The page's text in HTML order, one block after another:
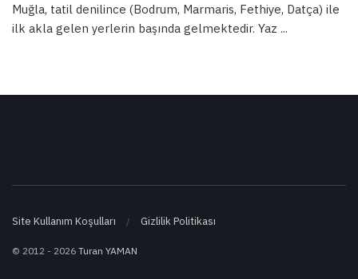
Muğla, tatil denilince (Bodrum, Marmaris, Fethiye, Datça) ile
ilk akla gelen yerlerin başında gelmektedir. Yaz ...
Site Kullanım Koşulları Gizlilik Politikası
© 2012 - 2026 Turan YAMAN